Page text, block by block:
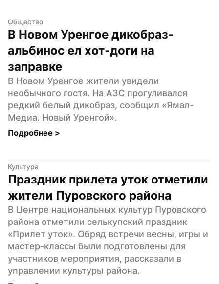
Общество
В Новом Уренгое дикобраз-
альбинос ел хот-доги на
заправке
В Новом Уренгое жители увидели
необычного гостя. На АЗС прогуливался
редкий белый дикобраз, сообщил «Ямал-
Медиа. Новый Уренгой».
Подробнее >
Культура
Праздник прилета уток отметили
жители Пуровского района
В Центре национальных культур Пуровского
района отметили селькупский праздник
«Прилет уток». Обряд встречи весны, игры и
мастер-классы были подготовлены для
участников мероприятия, рассказали в
управлении культуры района.